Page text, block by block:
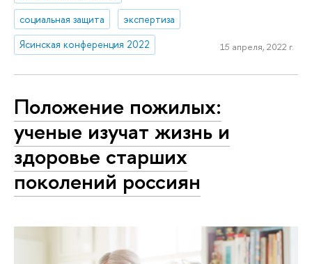
социальная защита
экспертиза
Ясинская конференция 2022
15 апреля, 2022 г.
Положение пожилых:
ученые изучат жизнь и
здоровье старших
поколений россиян